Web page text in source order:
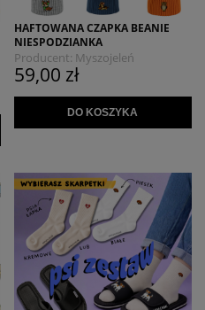
HAFTOWANA CZAPKA BEANIE
NIESPODZIANKA
Producent: Myszojeleń
59,00 zł
DO KOSZYKA